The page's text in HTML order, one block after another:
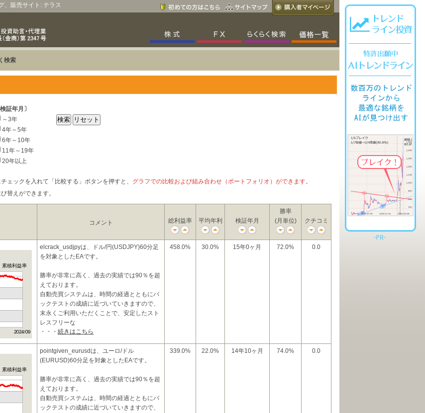
、販売サイト: テラス
検索
検証年月〕
～3年
4年～5年
6年～10年
11年～19年
20年以上
ェックを入れて「比較する」ボタンを押すと、 グラフでの比較および組み合わせ（ポートフォリオ）ができます。
替えができます。
コメント 総利益率 平均年利 検証年月
勝率
(月単位)
クチコミ
累積利益率
elcrack_usdjpyは、ドル/円(USDJPY)60分足
を対象としたEAです。
勝率が非常に高く、過去の実績では90％を超
えております。
自動売買システムは、時間の経過とともにバ
ックテストの成績に近づいていきますので、
末永くご利用いただくことで、安定したスト
レスフリーな
・・・ 続きはこちら
458.0% 30.0% 15年0ヶ月 72.0% 0.0
累積利益率
pointgiven_eurusdは、ユーロ/ドル
(EURUSD)60分足を対象としたEAです。
勝率が非常に高く、過去の実績では90％を超
えております。
自動売買システムは、時間の経過とともにバ
ックテストの成績に近づいていきますので、
339.0% 22.0% 14年10ヶ月 74.0% 0.0